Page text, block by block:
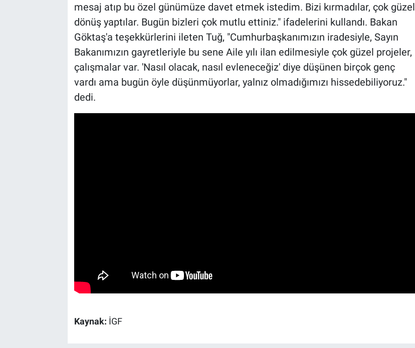
mesaj atıp bu özel günümüze davet etmek istedim. Bizi kırmadılar, çok güzel
dönüş yaptılar. Bugün bizleri çok mutlu ettiniz." ifadelerini kullandı. Bakan
Göktaş'a teşekkürlerini ileten Tuğ, "Cumhurbaşkanımızın iradesiyle, Sayın
Bakanımızın gayretleriyle bu sene Aile yılı ilan edilmesiyle çok güzel projeler,
çalışmalar var. 'Nasıl olacak, nasıl evleneceğiz' diye düşünen birçok genç
vardı ama bugün öyle düşünmüyorlar, yalnız olmadığımızı hissedebiliyoruz."
dedi.
Kaynak: İGF